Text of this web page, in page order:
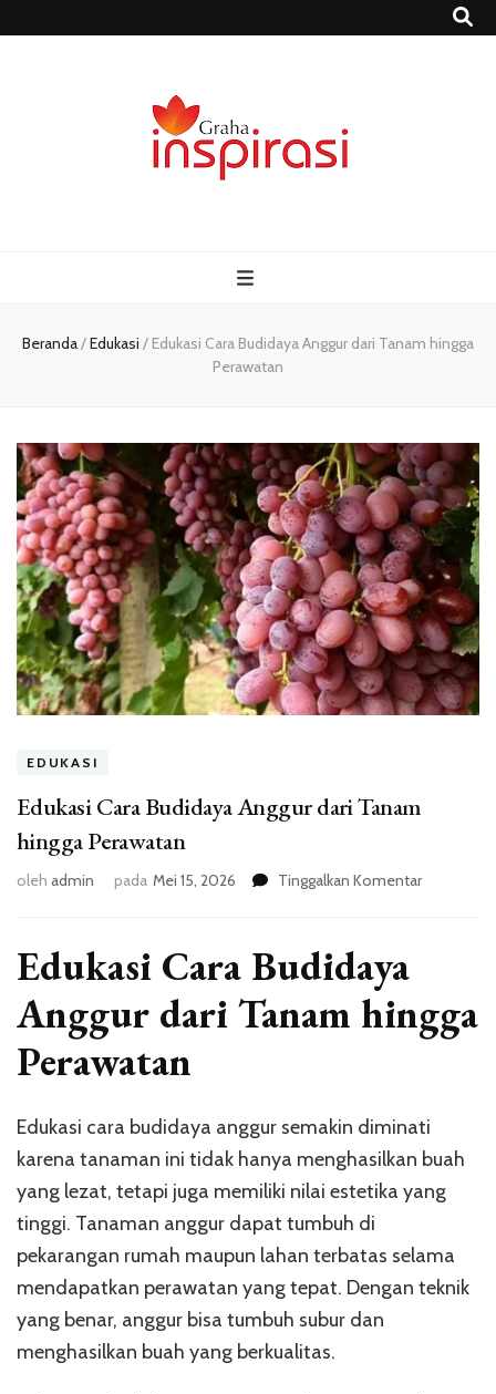
– Media
Informasi
Beranda/Edukasi / Edukasi Cara Budidaya Anggur dari Tanam hingga
Perawatan
EDUKASI
Edukasi Cara Budidaya Anggur dari Tanam
hingga Perawatan
oleh admin pada Mei 15, 2026 Tinggalkan Komentarpada
Tanam
hingga
Edukasi Cara Budidaya
Anggur dari Tanam hingga
Perawatan
Edukasi cara budidaya anggur semakin diminati
karena tanaman ini tidak hanya menghasilkan buah
yang lezat, tetapi juga memiliki nilai estetika yang
tinggi. Tanaman anggur dapat tumbuh di
pekarangan rumah maupun lahan terbatas selama
mendapatkan perawatan yang tepat. Dengan teknik
yang benar, anggur bisa tumbuh subur dan
menghasilkan buah yang berkualitas.